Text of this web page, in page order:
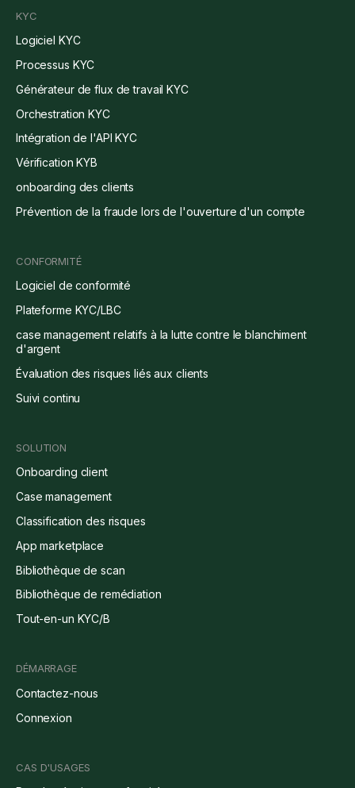
KYC
Logiciel KYC
Processus KYC
Générateur de flux de travail KYC
Orchestration KYC
Intégration de l'API KYC
Vérification KYB
onboarding des clients
Prévention de la fraude lors de l'ouverture d'un compte
CONFORMITÉ
Logiciel de conformité
Plateforme KYC/LBC
case management relatifs à la lutte contre le blanchiment
d'argent
Évaluation des risques liés aux clients
Suivi continu
SOLUTION
Onboarding client
Case management
Classification des risques
App marketplace
Bibliothèque de scan
Bibliothèque de remédiation
Tout-en-un KYC/B
DÉMARRAGE
Contactez-nous
Connexion
CAS D'USAGES